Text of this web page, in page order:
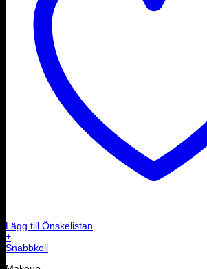
Lägg till Önskelistan
+
Snabbkoll